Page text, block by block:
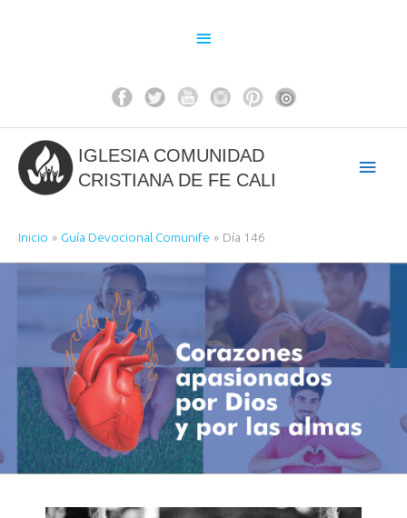
Above
IGLESIA COMUNIDAD
CRISTIANA DE FE CALI
Inicio Guía Devocional Comunife Día 146